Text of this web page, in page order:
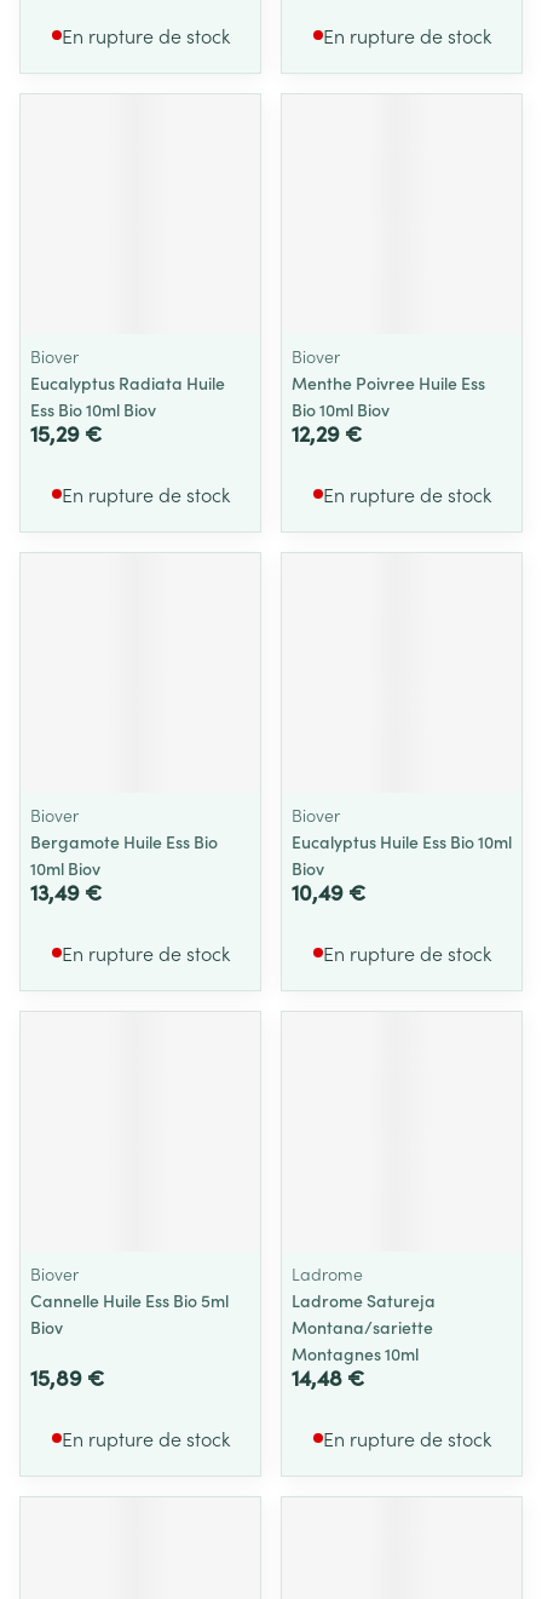
En rupture de stock En rupture de stock
Biover
Eucalyptus Radiata Huile
Ess Bio 10ml Biov
15,29 €
En rupture de stock
Biover
Menthe Poivree Huile Ess
Bio 10ml Biov
12,29 €
En rupture de stock
Biover
Bergamote Huile Ess Bio
10ml Biov
13,49 €
En rupture de stock
Biover
Eucalyptus Huile Ess Bio 10ml
Biov
10,49 €
En rupture de stock
Biover
Cannelle Huile Ess Bio 5ml
Biov
15,89 €
En rupture de stock
Ladrome
Ladrome Satureja
Montana/sariette
Montagnes 10ml
14,48 €
En rupture de stock